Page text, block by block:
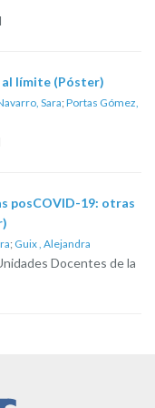
al límite (Póster)
Sara; Portas Gómez,
posCOVID-19: otras
; Guix , Alejandra
Docentes de la